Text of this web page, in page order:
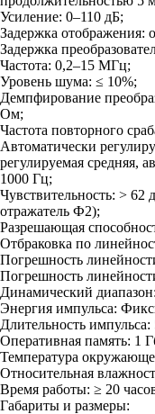
Усиление: 0–110 дБ;
Задержка отображения:
Задержка
Частота: 0,2–15 МГц;
Уровень шума: ≤ 10%;
Демпфирование
Ом;
Частота повторного
Автоматически
регулируемая средняя,
1000 Гц;
Чувствительность: >
отражатель Ф2);
Разрешающая
Отбраковка по
Погрешность
Погрешность
Динамический
Энергия импульса:
Длительность импульса:
Оперативная память: 1
Температура
Относительная
Время работы: ≥ 20
Габариты и размеры: